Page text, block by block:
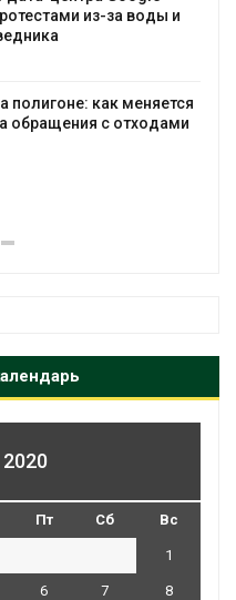
Авг 7, 2026
Пт Сб Вс
1
6 7 8